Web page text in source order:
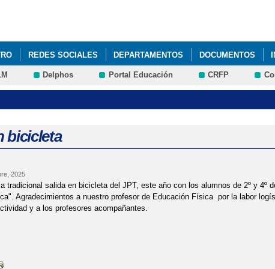
REDES SOCIALES DEPARTAMENTOS DOCUMENTOS
Delphos Portal Educación CRFP
bicicleta
2025
tradicional salida en bicicleta del JPT, este año con los alumnos de 2º y 4º
Agradecimientos a nuestro profesor de Educación Física por la labor
y a los profesores acompañantes.